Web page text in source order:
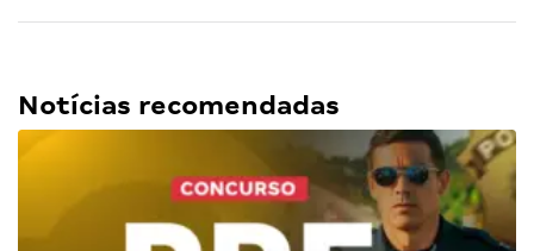
Notícias recomendadas